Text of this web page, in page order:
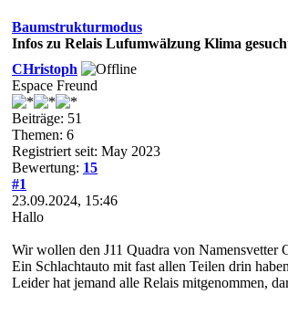
Baumstrukturmodus
Infos zu Relais Lufumwälzung Klima
CHristoph
Espace Freund
Beiträge: 51
Themen: 6
Registriert seit: May 2023
Bewertung: 15
#1
23.09.2024, 15:46
Hallo
Wir wollen den J11 Quadra von Namensvetter
Ein Schlachtauto mit fast allen Teilen drin
Leider hat jemand alle Relais mitgenommen,